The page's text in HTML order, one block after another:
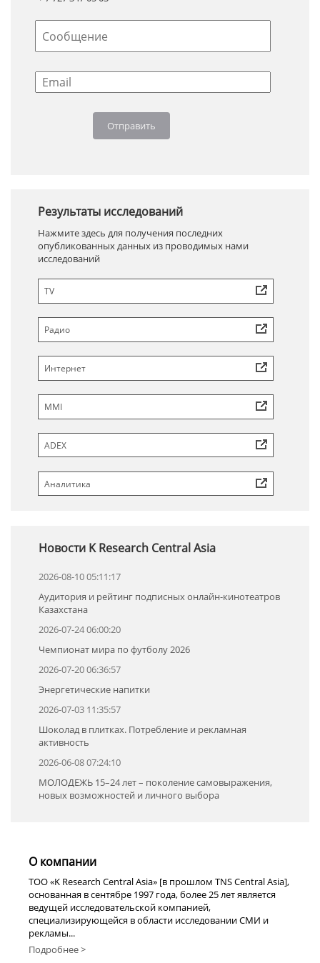
Результаты исследований
Нажмите здесь для получения последних
опубликованных данных из проводимых нами
исследований
TV
Радио
Интернет
MMI
ADEX
Аналитика
Новости K Research Central Asia
2026-08-10 05:11:17
Аудитория и рейтинг подписных онлайн-кинотеатров
Казахстана
2026-07-24 06:00:20
Чемпионат мира по футболу 2026
2026-07-20 06:36:57
Энергетические напитки
2026-07-03 11:35:57
Шоколад в плитках. Потребление и рекламная
активность
2026-06-08 07:24:10
МОЛОДЕЖЬ 15–24 лет – поколение самовыражения,
новых возможностей и личного выбора
О компании
TOO «K Research Central Asia» [в прошлом TNS Central Asia],
основанная в сентябре 1997 года, более 25 лет является
ведущей исследовательской компанией,
специализирующейся в области исследовании СМИ и
рекламы...
Подробнее >